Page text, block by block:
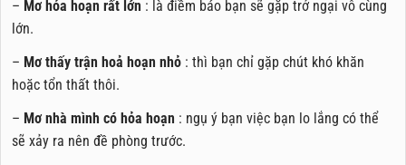
– Mơ hỏa hoạn rất lớn : là điềm báo bạn sẽ gặp trở ngại vô cùng
lớn.
– Mơ thấy trận hoả hoạn nhỏ : thì bạn chỉ gặp chút khó khăn
hoặc tổn thất thôi.
– Mơ nhà mình có hỏa hoạn : ngụ ý bạn việc bạn lo lắng có thể
sẽ xảy ra nên đề phòng trước.